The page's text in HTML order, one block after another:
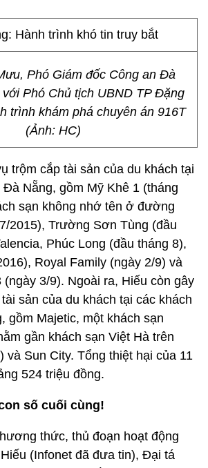
Phó Giám đốc Công an Đà
Phó Chủ tịch UBND TP Đặng
trình khám phá chuyên án 916T
(Ảnh: HC)
trộm cắp tài sản của du khách tại
Nẵng, gồm Mỹ Khê 1 (tháng
sạn không nhớ tên ở đường
2015), Trường Sơn Tùng (đầu
Phúc Long (đầu tháng 8),
Royal Family (ngày 2/9) và
(ngày 3/9). Ngoài ra, Hiếu còn gây
sản của du khách tại các khách
gồm Majetic, một khách sạn
gần khách sạn Việt Hà trên
và Sun City. Tổng thiệt hại của 11
524 triệu đồng.
số cuối cùng!
thức, thủ đoạn hoạt động
(Infonet đã đưa tin), Đại tá